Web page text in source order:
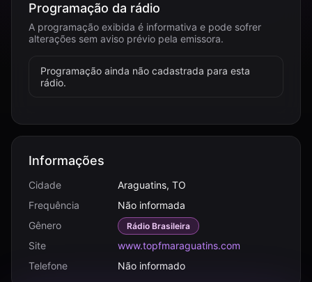
Programação da rádio
A programação exibida é informativa e pode sofrer
alterações sem aviso prévio pela emissora.
Programação ainda não cadastrada para esta
rádio.
Informações
Cidade
Araguatins, TO
Frequência
Não informada
Gênero
Rádio Brasileira
Site
www.topfmaraguatins.com
Telefone
Não informado